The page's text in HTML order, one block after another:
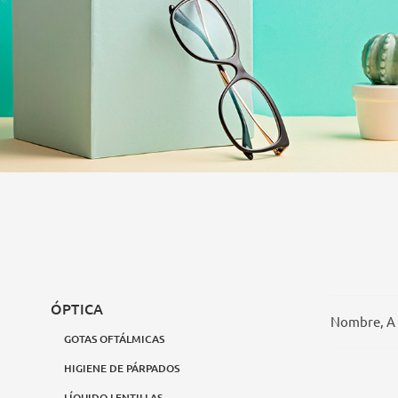
ÓPTICA
GOTAS OFTÁLMICAS
HIGIENE DE PÁRPADOS
Nombre,